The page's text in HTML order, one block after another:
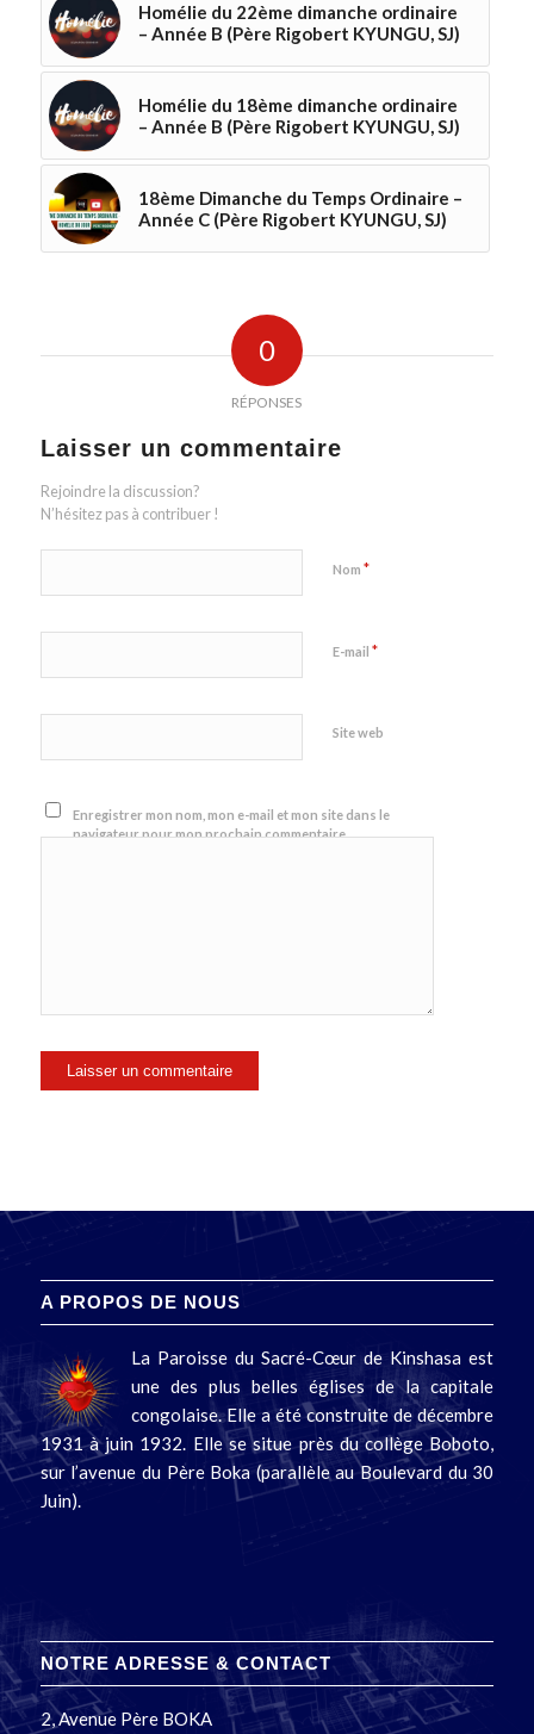
Homélie du 22ème dimanche ordinaire
– Année B (Père Rigobert KYUNGU, SJ)
Homélie du 18ème dimanche ordinaire
– Année B (Père Rigobert KYUNGU, SJ)
18ème Dimanche du Temps Ordinaire –
Année C (Père Rigobert KYUNGU, SJ)
0
RÉPONSES
Laisser un commentaire
Rejoindre la discussion?
N’hésitez pas à contribuer !
Nom *
E-mail *
Site web
Enregistrer mon nom, mon e-mail et mon site dans le
navigateur pour mon prochain commentaire.
A PROPOS DE NOUS
La Paroisse du Sacré-Cœur de Kinshasa est
une des plus belles églises de la capitale
congolaise. Elle a été construite de décembre
1931 à juin 1932. Elle se situe près du collège Boboto,
sur l’avenue du Père Boka (parallèle au Boulevard du 30
Juin).
NOTRE ADRESSE & CONTACT
2, Avenue Père BOKA